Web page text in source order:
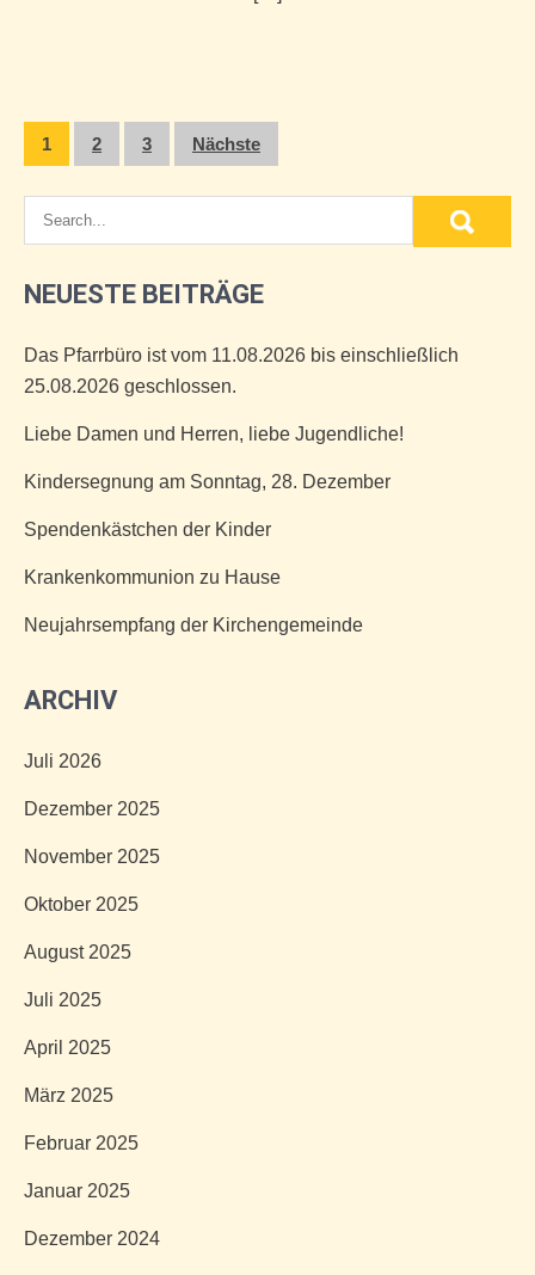
Seitennummerierung
Beiträge
1 2 3 Nächste
NEUESTE BEITRÄGE
Das Pfarrbüro ist vom 11.08.2026 bis einschließlich
25.08.2026 geschlossen.
Liebe Damen und Herren, liebe Jugendliche!
Kindersegnung am Sonntag, 28. Dezember
Spendenkästchen der Kinder
Krankenkommunion zu Hause
Neujahrsempfang der Kirchengemeinde
ARCHIV
Juli 2026
Dezember 2025
November 2025
Oktober 2025
August 2025
Juli 2025
April 2025
März 2025
Februar 2025
Januar 2025
Dezember 2024